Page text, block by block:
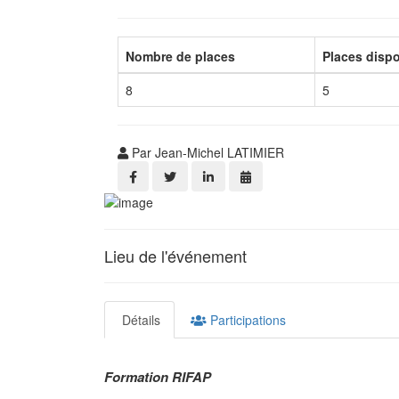
Nombre de places
Places
8
5
Par Jean-Michel LATIMIER
Lieu de l'événement
Détails Participations
Formation RIFAP